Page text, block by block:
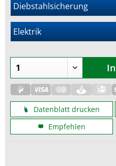
Diebstahlsicherung
Elektrik
Datenblatt drucken
Empfehlen